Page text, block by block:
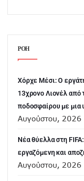
ΡΟΗ
Χόρχε Μέσι: Ο
13χρονο Λιονέλ από
ποδοσφαίρου με
Αυγούστου, 2026
Νέα θύελλα στη
εργαζόμενη και
Αυγούστου, 2026